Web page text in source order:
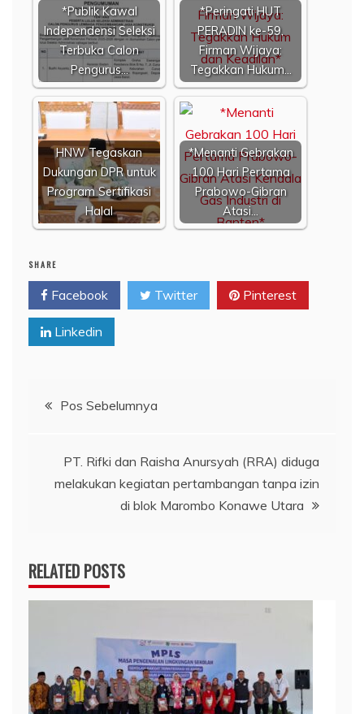
*Publik Kawal
Independensi Seleksi
Terbuka Calon
Pengurus…
*Peringati HUT
PERADIN ke-59,
Firman Wijaya:
Tegakkan Hukum…
HNW Tegaskan
Dukungan DPR untuk
Program Sertifikasi
Halal
*Menanti Gebrakan
100 Hari Pertama
Prabowo-Gibran
Atasi…
SHARE
Facebook Twitter Pinterest
Linkedin
Navigasi
Pos Sebelumnya
PT. Rifki dan Raisha Anursyah (RRA) diduga
melakukan kegiatan pertambangan tanpa izin
di blok Marombo Konawe Utara
RELATED POSTS